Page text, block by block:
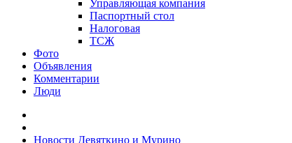
Управляющая компания
Паспортный стол
Налоговая
ТСЖ
Фото
Объявления
Комментарии
Люди
Новости Девяткино и Мурино